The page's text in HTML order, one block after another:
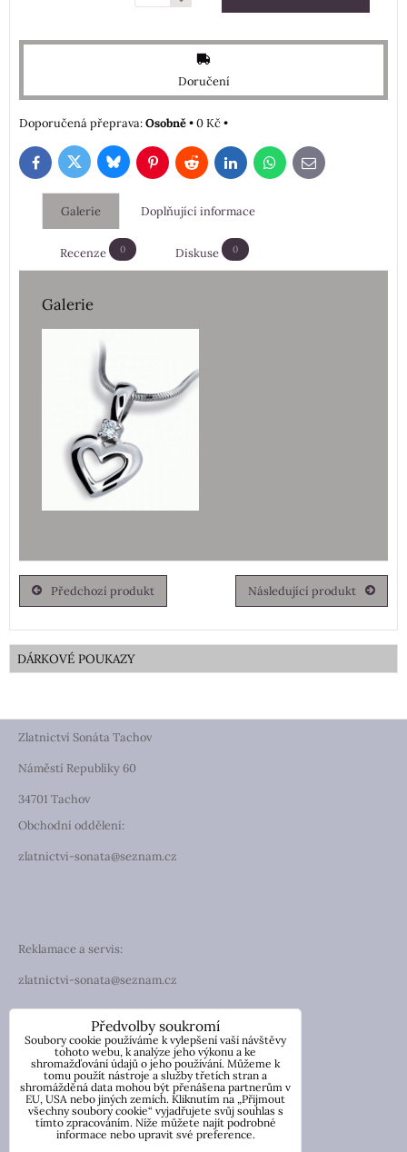
Doručení
Osobně•0 Kč•
FacebookTwitterBlueskyPinterestRedditLinkedInWhatsApp
E-
mail
Galerie Doplňující informace
Recenze 0 Diskuse 0
Galerie
Předchozí produkt Následující produkt
DÁRKOVÉ POUKAZY
Zlatnictví Sonáta Tachov
Náměstí Republiky 60
34701 Tachov
Obchodní oddělení:
zlatnictvi-sonata@seznam.cz
Reklamace a servis:
zlatnictvi-sonata@seznam.cz
TELEFON
Telefon: +420 774 194 130
IČO: 13854976
DIČ: CZ7057181846
Nicole Wetzlerová
Předvolby soukromí
Soubory cookie používáme k vylepšení vaší návštěvy
tohoto webu, k analýze jeho výkonu a ke
shromažďování údajů o jeho používání. Můžeme k
tomu použít nástroje a služby třetích stran a
shromážděná data mohou být přenášena partnerům v
EU, USA nebo jiných zemích. Kliknutím na „Přijmout
všechny soubory cookie“ vyjadřujete svůj souhlas s
tímto zpracováním. Níže můžete najít podrobné
informace nebo upravit své preference.